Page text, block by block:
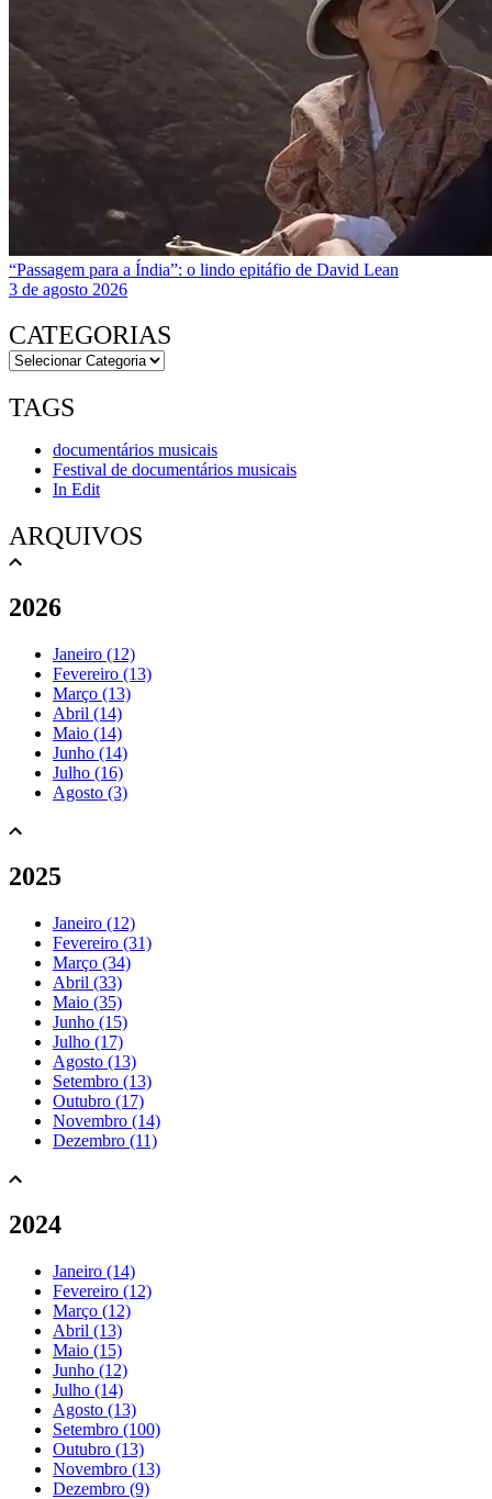
“Passagem para a Índia”: o lindo epitáfio de David Lean
3 de agosto 2026
CATEGORIAS
TAGS
documentários musicais
Festival de documentários musicais
In Edit
ARQUIVOS
2026
Janeiro (12)
Fevereiro (13)
Março (13)
Abril (14)
Maio (14)
Junho (14)
Julho (16)
Agosto (3)
2025
Janeiro (12)
Fevereiro (31)
Março (34)
Abril (33)
Maio (35)
Junho (15)
Julho (17)
Agosto (13)
Setembro (13)
Outubro (17)
Novembro (14)
Dezembro (11)
2024
Janeiro (14)
Fevereiro (12)
Março (12)
Abril (13)
Maio (15)
Junho (12)
Julho (14)
Agosto (13)
Setembro (100)
Outubro (13)
Novembro (13)
Dezembro (9)